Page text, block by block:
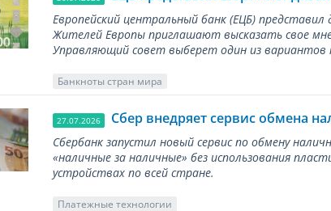
Европейский центральный банк (ЕЦБ)
Жителей Европы приглашают высказать свое
Управляющий совет выберет один из вариантов
Банкноты стран мира
27.07.2026 Сбер внедряет сервис обмена
Сбербанк запустил новый сервис по обмену
«наличные за наличные» без использования
устройствах по всей стране.
Платежные технологии